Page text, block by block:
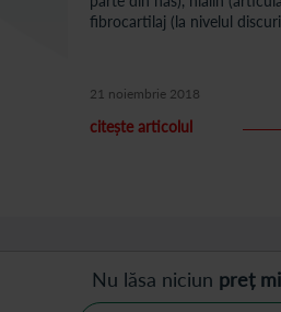
fibrocartilaj (la nivelul
21 noiembrie 2018
citește articolul
Nu lăsa niciun preț